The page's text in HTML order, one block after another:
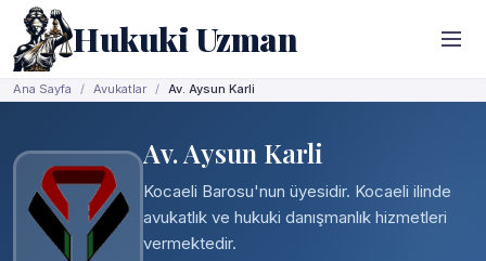
Hukuki Uzman
Ana Sayfa Avukatlar Av. Aysun Karli
Av. Aysun Karli
Kocaeli Barosu'nun üyesidir. Kocaeli ilinde
avukatlık ve hukuki danışmanlık hizmetleri
vermektedir.